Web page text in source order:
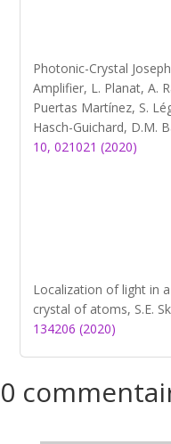
Photonic-Crystal
Amplifier, L. Planat, A.
Puertas Martínez, S.
Hasch-Guichard, D.M.
10, 021021 (2020)
Localization of light in
crystal of atoms, S.E.
134206 (2020)
0